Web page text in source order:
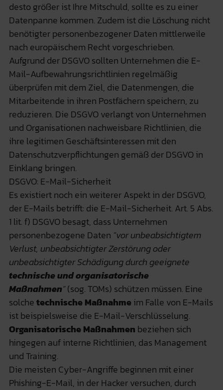
desto größer ist Ihre Mitschuld, sollte es zu einer
Datenpanne kommen. Zudem ist die Löschung nicht
benötigter personenbezogener Daten mittlerweile
nach europäischem Recht vorgeschrieben.
Aufgrund der DSGVO sollten Unternehmen die E-
Mail-Aufbewahrungsrichtlinien regelmäßig
überprüfen mit dem Ziel, die Datenmengen, die
Mitarbeitende in ihren Postfächern speichern, zu
reduzieren. Die DSGVO verlangt von Unternehmen
und Organisationen nachweisbare Richtlinien, die
ihre legitimen Geschäftsinteressen mit den
Datenschutzverpflichtungen gemäß der DSGVO in
Einklang bringen.
DSGVO: E-Mail-Sicherheit
Es existiert noch ein weiterer Aspekt in der DSGVO,
der E-Mails betrifft: die E-Mail-Sicherheit. Art. 5 Abs.
1 lit. f) DSGVO besagt, dass Unternehmen
personenbezogene Daten "vor unbeabsichtigtem
Verlust, unbeabsichtigter Zerstörung oder
unbeabsichtigter Schädigung durch geeignete
technische und organisatorische
Maßnahmen“(sog. TOMs) schützen müssen. Eine
solchetechnische Maßnahmeim Falle von E-Mails
ist beispielsweise die E-Mail-Verschlüsselung.
Organisatorische Maßnahmen beziehen sich
hingegen auf interne Richtlinien, das Management
und Training.
Die meisten Cyber-Angriffe beginnen mit einer
Phishing-E-Mail, in der Hacker versuchen, durch